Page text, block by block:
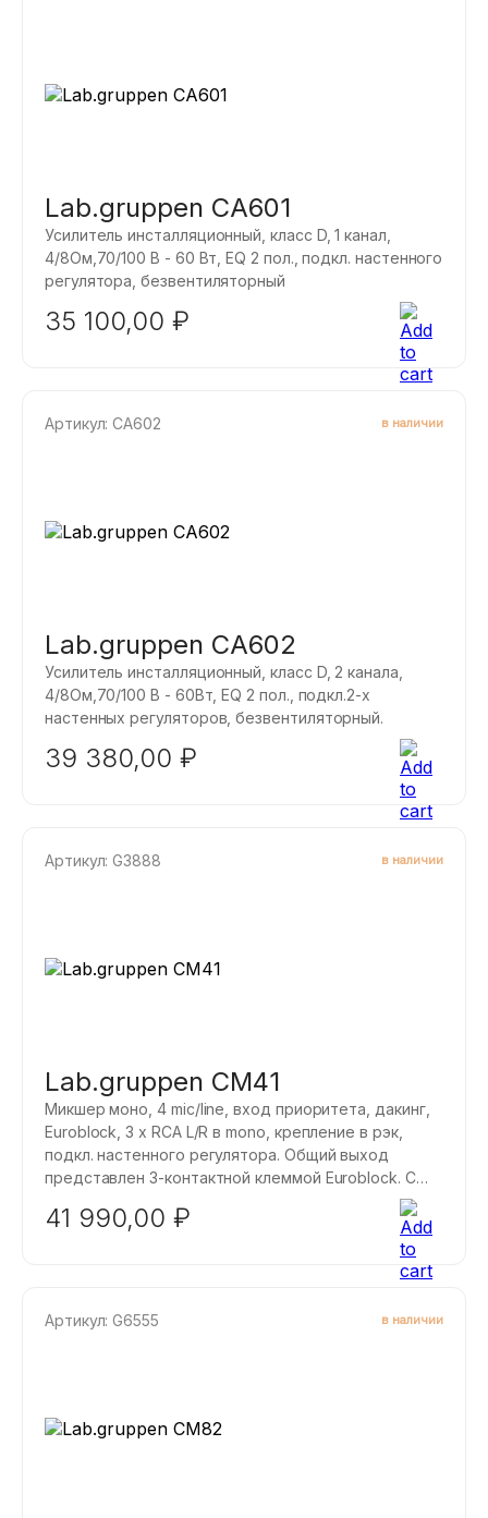
Lab.gruppen CA601
Усилитель инсталляционный, класс D, 1 канал,
4/8Ом,70/100 B - 60 Вт, EQ 2 пол., подкл. настенного
регулятора, безвентиляторный
35 100,00 ₽
Артикул: CA602 в наличии
Lab.gruppen CA602
Усилитель инсталляционный, класс D, 2 канала,
4/8Ом,70/100 B - 60Вт, EQ 2 пол., подкл.2-х
настенных регуляторов, безвентиляторный.
39 380,00 ₽
Артикул: G3888 в наличии
Lab.gruppen CM41
Микшер моно, 4 mic/line, вход приоритета, дакинг,
Euroblock, 3 x RCA L/R в mono, крепление в рэк,
подкл. настенного регулятора. Общий выход
представлен 3-контактной клеммой Euroblock. С
входных каналов. Для него также есть 2-полосный
эквалайзер, позволяющий подстроить уровень
низких и высоких частот в области 100 Гц и 10 кГц.
спектр от 20 Гц до 20 кГц.
41 990,00 ₽
Артикул: G6555 в наличии